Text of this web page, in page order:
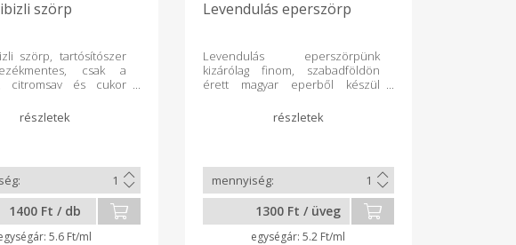
szörp
szörp, tartósítószer
csak a
citromsav és cukor
tárolandó!
1400 Ft / db
5.6 Ft/ml
Levendulás eperszörp
Levendulás eperszörpünk
kizárólag finom, szabadföldön
érett magyar eperből készül
hozzáadásával. Tartósítószert,
szinezéket nem tartalmaz, ahogy
1300 Ft / üveg
5.2 Ft/ml